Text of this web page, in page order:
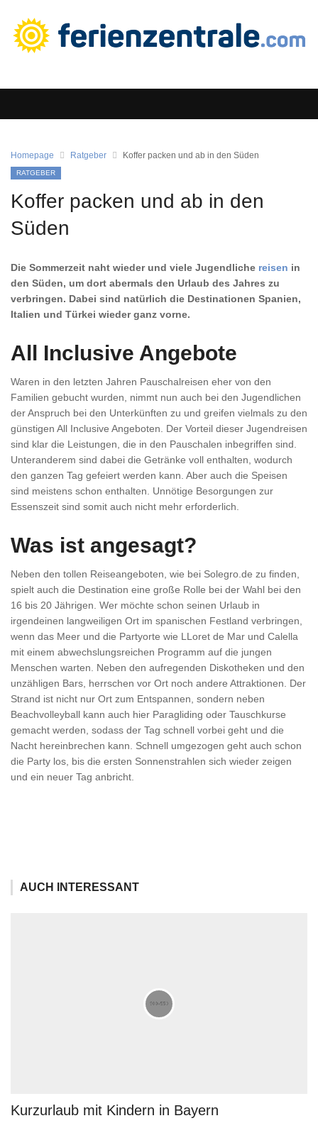
Homepage Ratgeber Koffer packen und ab in den Süden
RATGEBER
Koffer packen und ab in den
Süden
Die Sommerzeit naht wieder und viele Jugendliche reisen in
den Süden, um dort abermals den Urlaub des Jahres zu
verbringen. Dabei sind natürlich die Destinationen Spanien,
Italien und Türkei wieder ganz vorne.
All Inclusive Angebote
Waren in den letzten Jahren Pauschalreisen eher von den
Familien gebucht wurden, nimmt nun auch bei den Jugendlichen
der Anspruch bei den Unterkünften zu und greifen vielmals zu den
günstigen All Inclusive Angeboten. Der Vorteil dieser Jugendreisen
sind klar die Leistungen, die in den Pauschalen inbegriffen sind.
Unteranderem sind dabei die Getränke voll enthalten, wodurch
den ganzen Tag gefeiert werden kann. Aber auch die Speisen
sind meistens schon enthalten. Unnötige Besorgungen zur
Essenszeit sind somit auch nicht mehr erforderlich.
Was ist angesagt?
Neben den tollen Reiseangeboten, wie bei Solegro.de zu finden,
spielt auch die Destination eine große Rolle bei der Wahl bei den
16 bis 20 Jährigen. Wer möchte schon seinen Urlaub in
irgendeinen langweiligen Ort im spanischen Festland verbringen,
wenn das Meer und die Partyorte wie LLoret de Mar und Calella
mit einem abwechslungsreichen Programm auf die jungen
Menschen warten. Neben den aufregenden Diskotheken und den
unzähligen Bars, herrschen vor Ort noch andere Attraktionen. Der
Strand ist nicht nur Ort zum Entspannen, sondern neben
Beachvolleyball kann auch hier Paragliding oder Tauschkurse
gemacht werden, sodass der Tag schnell vorbei geht und die
Nacht hereinbrechen kann. Schnell umgezogen geht auch schon
die Party los, bis die ersten Sonnenstrahlen sich wieder zeigen
und ein neuer Tag anbricht.
AUCH INTERESSANT
Kurzurlaub mit Kindern in Bayern